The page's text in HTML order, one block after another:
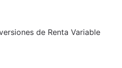
de Renta Variable